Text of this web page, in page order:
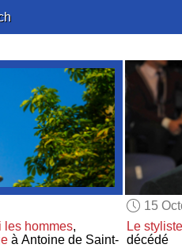
les hommes,
à Antoine de Saint-
15
Le
décédé